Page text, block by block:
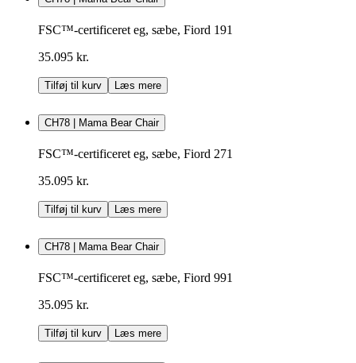
FSC™-certificeret eg, sæbe, Fiord 191
35.095 kr.
Tilføj til kurv Læs mere
CH78 | Mama Bear Chair
FSC™-certificeret eg, sæbe, Fiord 271
35.095 kr.
Tilføj til kurv Læs mere
CH78 | Mama Bear Chair
FSC™-certificeret eg, sæbe, Fiord 991
35.095 kr.
Tilføj til kurv Læs mere